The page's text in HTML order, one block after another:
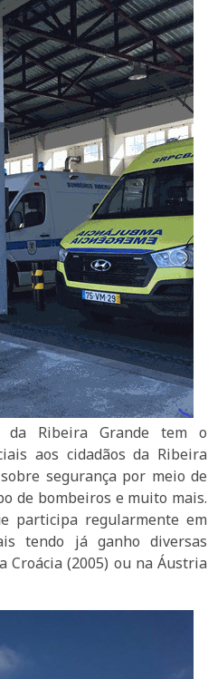
da Ribeira Grande tem o
aos cidadãos da Ribeira
segurança por meio de
de bombeiros e muito mais.
participa regularmente em
tendo já ganho diversas
Croácia (2005) ou na Áustria